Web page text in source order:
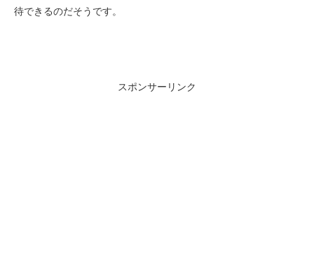
待できるのだそうです。
スポンサーリンク